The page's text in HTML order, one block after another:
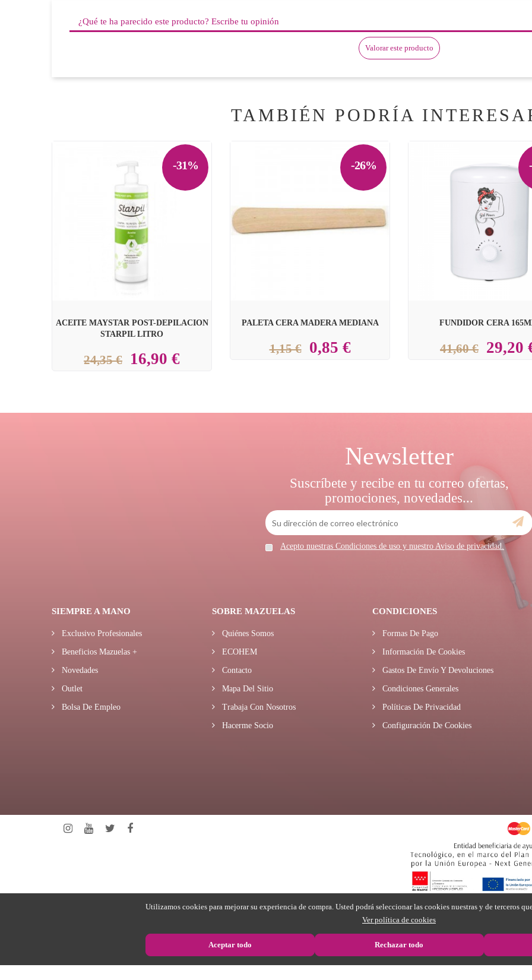
¿Qué te ha parecido este producto? Escribe tu opinión
Valorar este producto
TAMBIÉN PODRÍA
-31%
ACEITE MAYSTAR POST-DEPILACION
STARPIL LITRO
24,35 € 16,90 €
-26%
PALETA CERA MADERA MEDIANA
1,15 € 0,85 €
FUNDIDOR CERA
41,60 € 29,20
Newsletter
Suscríbete y recibe en tu correo ofertas,
promociones, novedades...
Acepto nuestras Condiciones de uso y nuestro Aviso de privacidad.
SIEMPRE A MANO
Exclusivo Profesionales
Beneficios Mazuelas +
Novedades
Outlet
Bolsa De Empleo
SOBRE MAZUELAS
Quiénes Somos
ECOHEM
Contacto
Mapa Del Sitio
Trabaja Con Nosotros
Hacerme Socio
CONDICIONES
Formas De Pago
Información De Cookies
Gastos De Envío Y Devoluciones
Condiciones Generales
Políticas De Privacidad
Configuración De Cookies
Utilizamos cookies para mejorar su experiencia de compra. Usted podrá seleccionar las cookies nuestras y de terceros
Ver política de cookies
Aceptar todo Rechazar todo